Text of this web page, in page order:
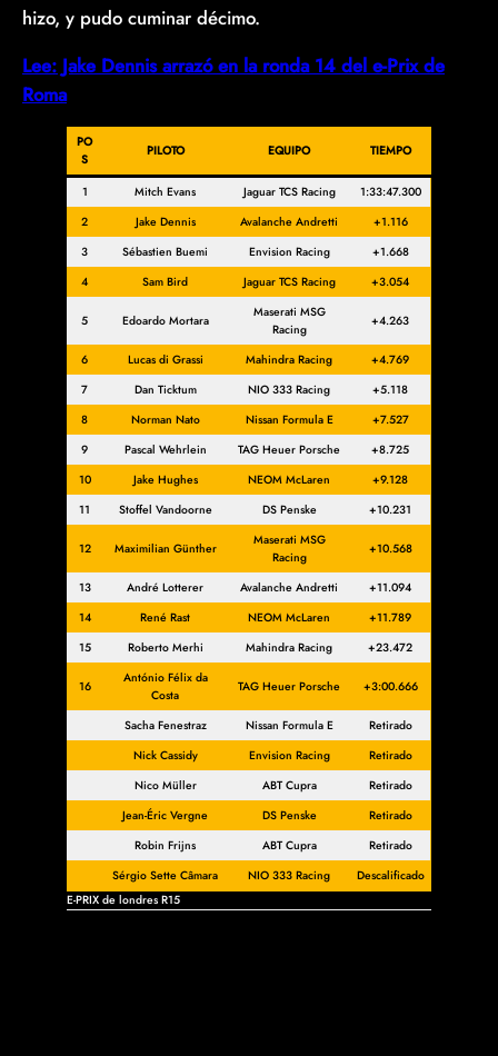
hizo, y pudo cuminar décimo.
Lee: Jake Dennis arrazó en la ronda 14 del e-Prix de
Roma
PO
S
PILOTO EQUIPO TIEMPO
1 Mitch Evans Jaguar TCS Racing
1:33:47.300
2
Jake Dennis Avalanche Andretti
+1.116
3
Sébastien Buemi Envision Racing
+1.668
4
Sam Bird Jaguar TCS Racing +3.054
5 Edoardo Mortara
Maserati MSG
Racing
+4.263
6 Lucas di Grassi Mahindra Racing
+4.769
7
Dan Ticktum NIO 333 Racing
+5.118
8
Norman Nato Nissan Formula E
+7.527
9
Pascal Wehrlein TAG Heuer Porsche
+8.725
10
Jake Hughes NEOM McLaren
+9.128
11
Stoffel Vandoorne DS Penske +10.231
12 Maximilian Günther
Maserati MSG
Racing
+10.568
13 André Lotterer Avalanche Andretti
+11.094
14
René Rast NEOM McLaren
+11.789
15
Roberto Merhi Mahindra Racing +23.472
16
António Félix da
Costa
TAG Heuer Porsche +3:00.666
Sacha Fenestraz Nissan Formula E
Retirado
Nick Cassidy
Envision Racing
Retirado
Nico Müller
ABT Cupra
Retirado
Jean-Éric Vergne
DS Penske
Retirado
Robin Frijns
ABT Cupra
Retirado
Sérgio Sette Câmara
NIO 333 Racing
Descalificado
E-PRIX de londres R15